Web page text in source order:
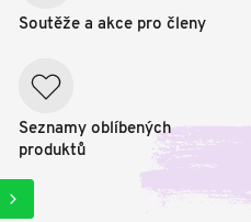
Soutěže a akce pro členy
Seznamy oblíbených
produktů